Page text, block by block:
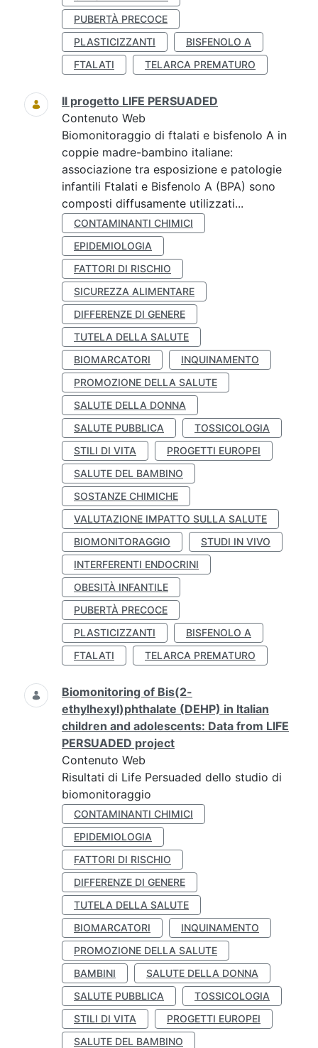
PUBERTÀ PRECOCE
PLASTICIZZANTI
BISFENOLO A
FTALATI
TELARCA PREMATURO
Il progetto LIFE PERSUADED
Contenuto Web
Biomonitoraggio di ftalati e bisfenolo A in
coppie madre-bambino italiane:
associazione tra esposizione e patologie
infantili Ftalati e Bisfenolo A (BPA) sono
composti diffusamente utilizzati...
CONTAMINANTI CHIMICI
EPIDEMIOLOGIA
FATTORI DI RISCHIO
SICUREZZA ALIMENTARE
DIFFERENZE DI GENERE
TUTELA DELLA SALUTE
BIOMARCATORI
INQUINAMENTO
PROMOZIONE DELLA SALUTE
SALUTE DELLA DONNA
SALUTE PUBBLICA
TOSSICOLOGIA
STILI DI VITA
PROGETTI EUROPEI
SALUTE DEL BAMBINO
SOSTANZE CHIMICHE
VALUTAZIONE IMPATTO SULLA SALUTE
BIOMONITORAGGIO
STUDI IN VIVO
INTERFERENTI ENDOCRINI
OBESITÀ INFANTILE
PUBERTÀ PRECOCE
PLASTICIZZANTI
BISFENOLO A
FTALATI
TELARCA PREMATURO
Biomonitoring of Bis(2-
ethylhexyl)phthalate (DEHP) in Italian
children and adolescents: Data from LIFE
PERSUADED project
Contenuto Web
Risultati di Life Persuaded dello studio di
biomonitoraggio
CONTAMINANTI CHIMICI
EPIDEMIOLOGIA
FATTORI DI RISCHIO
DIFFERENZE DI GENERE
TUTELA DELLA SALUTE
BIOMARCATORI
INQUINAMENTO
PROMOZIONE DELLA SALUTE
BAMBINI
SALUTE DELLA DONNA
SALUTE PUBBLICA
TOSSICOLOGIA
STILI DI VITA
PROGETTI EUROPEI
SALUTE DEL BAMBINO